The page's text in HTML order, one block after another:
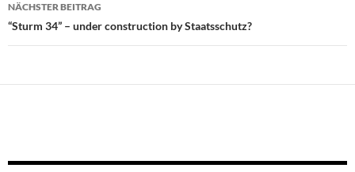
NÄCHSTER BEITRAG
“Sturm 34” – under construction by Staatsschutz?